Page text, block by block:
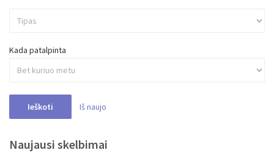
Kada patalpinta
Ieškoti Iš naujo
Naujausi skelbimai